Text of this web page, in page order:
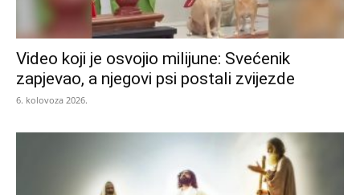
Video koji je osvojio milijune: Svećenik
zapjevao, a njegovi psi postali zvijezde
6. kolovoza 2026.